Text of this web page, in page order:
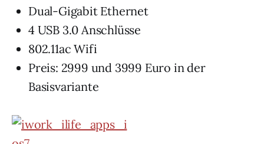
Dual-Gigabit Ethernet
4 USB 3.0 Anschlüsse
802.11ac Wifi
Preis: 2999 und 3999 Euro in der
Basisvariante